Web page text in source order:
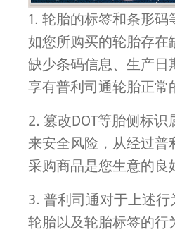
1. 轮胎的标签和条形
如您所购买的轮胎存在
缺少条码信息、生产日
享有普利司通轮胎正常
2. 篡改DOT等胎侧标
来安全风险，从经过
采购商品是您生意的良
3. 普利司通对于上述
轮胎以及轮胎标签的行